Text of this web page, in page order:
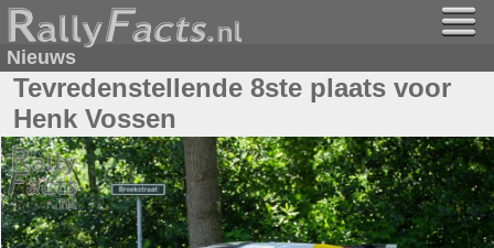
Nieuws
Tevredenstellende 8ste plaats voor
Henk Vossen